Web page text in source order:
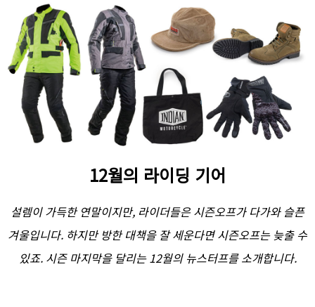
12월의 라이딩 기어
설렘이 가득한 연말이지만, 라이더들은 시즌오프가 다가와 슬픈
겨울입니다. 하지만 방한 대책을 잘 세운다면 시즌오프는 늦출 수
있죠. 시즌 마지막을 달리는 12월의 뉴스터프를 소개합니다.